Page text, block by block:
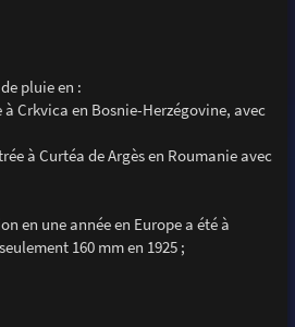
pluie en :
à Crkvica en Bosnie-Herzégovine, avec
à Curtéa de Argès en Roumanie avec
en une année en Europe a été à
160 mm en 1925 ;